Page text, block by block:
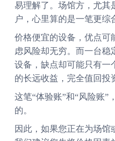
易理解了。场馆方，尤其
户，心里算的是一笔更综
价格便宜的设备，优点可
虑风险却无穷。而一台稳
设备，缺点却可能只有一
的长远收益，完全值回投
这笔“体验账”和“风险账”
的。
因此，如果您正在为场馆